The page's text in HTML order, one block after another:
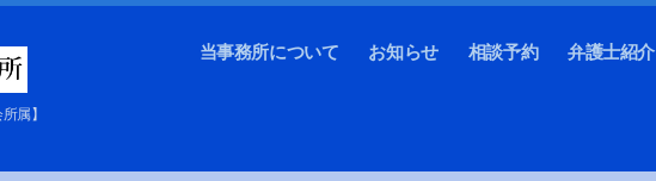
属】
当事務所について お知らせ 相談予約 弁護士紹介